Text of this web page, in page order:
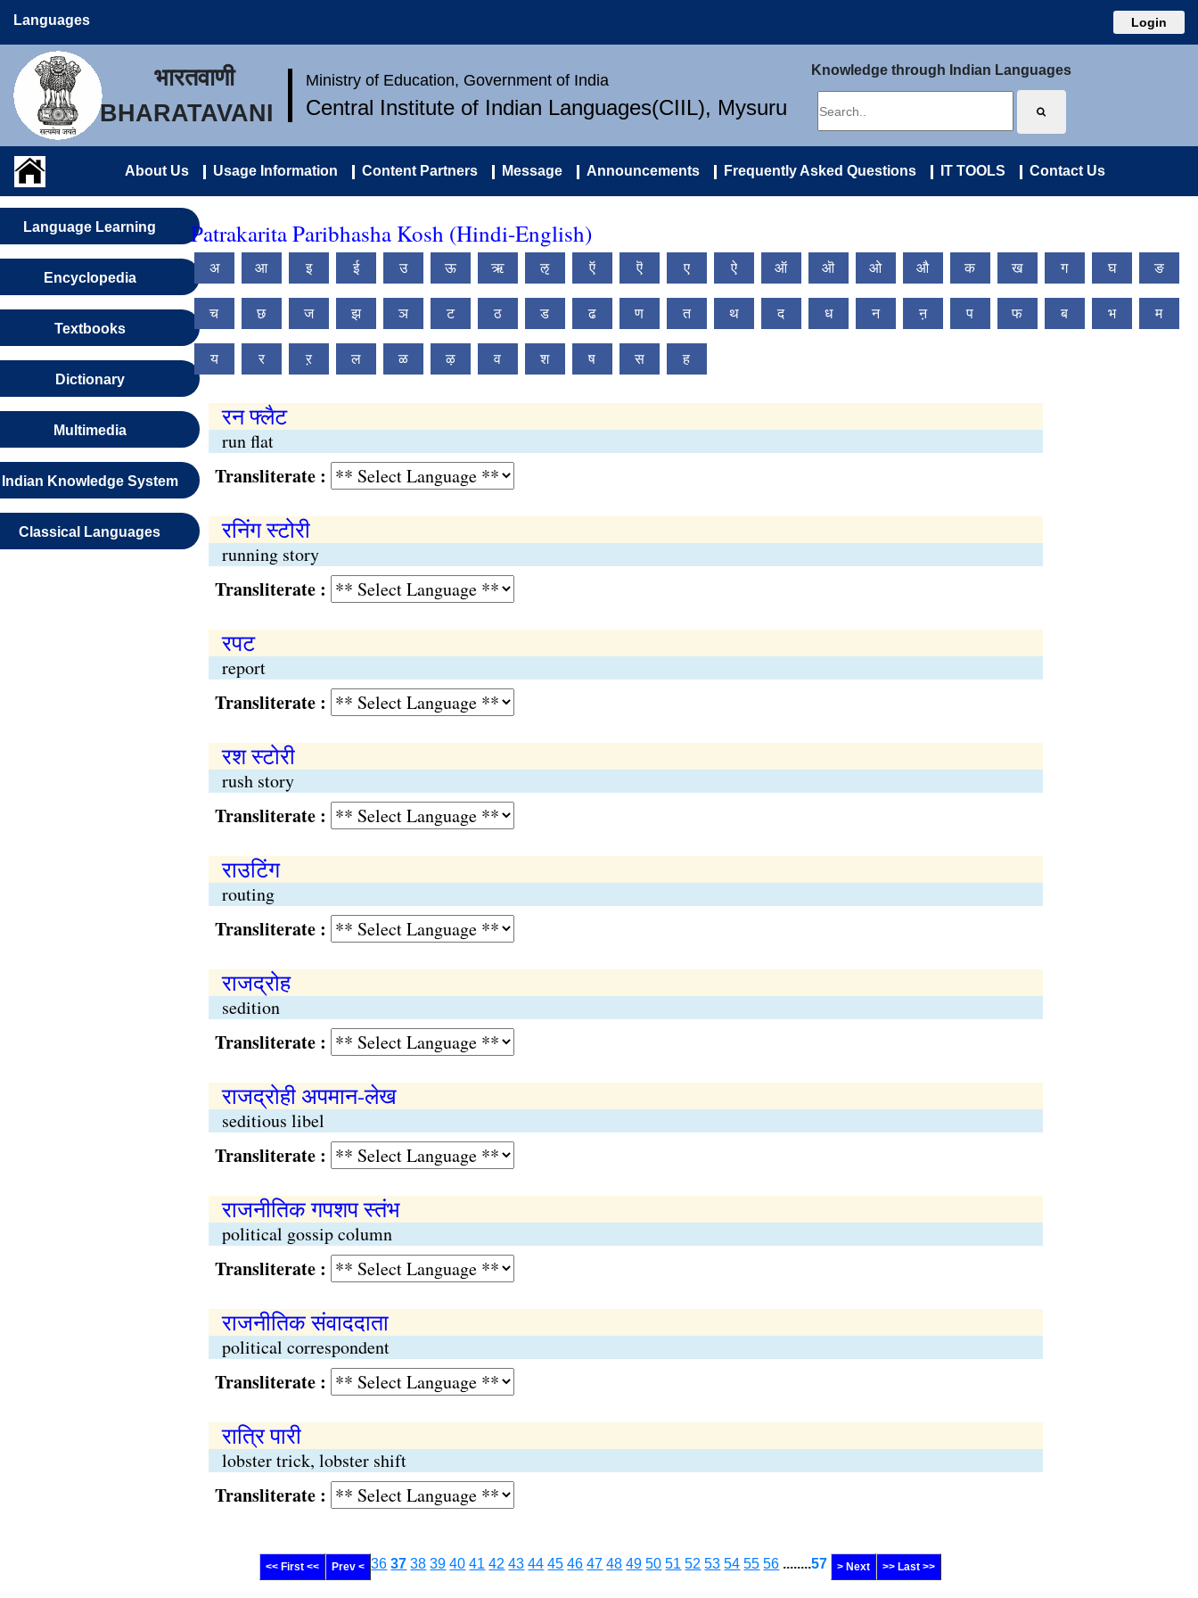
Languages Login
भारतवाणी
BHARATAVANI
Ministry of Education, Government of India
Central Institute of Indian Languages(CIIL), Mysuru
Knowledge through Indian Languages
About Us Usage Information Content Partners Message Announcements Frequently Asked Questions IT TOOLS Contact Us
Language Learning
Encyclopedia
Textbooks
Dictionary
Multimedia
Indian Knowledge System
Classical Languages
Patrakarita Paribhasha Kosh (Hindi-English)
अ आ इ ई उ ऊ ऋ ऌ ऍ ऎ ए ऐ ऑ ऒ ओ औ क ख ग घ ङ
च छ ज झ ञ ट ठ ड ढ ण त थ द ध न ऩ प फ ब भ म
य र ऱ ल ळ ऴ व श ष स ह
रन फ्लैट
run flat
Transliterate :
रनिंग स्टोरी
running story
Transliterate :
रपट
report
Transliterate :
रश स्टोरी
rush story
Transliterate :
राउटिंग
routing
Transliterate :
राजद्रोह
sedition
Transliterate :
राजद्रोही अपमान-लेख
seditious libel
Transliterate :
राजनीतिक गपशप स्तंभ
political gossip column
Transliterate :
राजनीतिक संवाददाता
political correspondent
Transliterate :
रात्रि पारी
lobster trick, lobster shift
Transliterate :
<< First << Prev < 36 37 38 39 40 41 42 43 44 45 46 47 48 49 50 51 52 53 54 55 56 ........57 > Next >> Last >>